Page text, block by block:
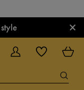
×